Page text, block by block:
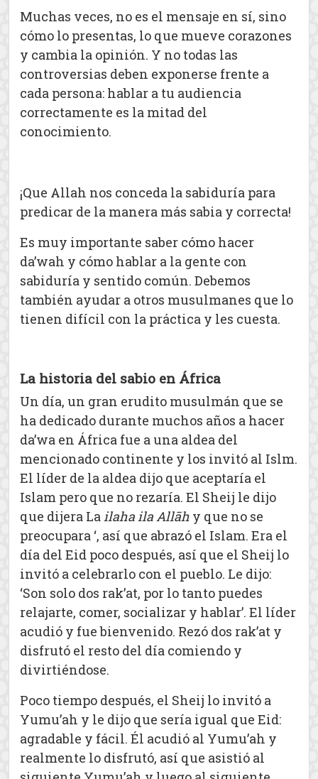
Muchas veces, no es el mensaje en sí, sino
cómo lo presentas, lo que mueve corazones
y cambia la opinión. Y no todas las
controversias deben exponerse frente a
cada persona: hablar a tu audiencia
correctamente es la mitad del
conocimiento.
¡Que Allah nos conceda la sabiduría para
predicar de la manera más sabia y correcta!
Es muy importante saber cómo hacer
da’wah y cómo hablar a la gente con
sabiduría y sentido común. Debemos
también ayudar a otros musulmanes que lo
tienen difícil con la práctica y les cuesta.
La historia del sabio en África
Un día, un gran erudito musulmán que se
ha dedicado durante muchos años a hacer
da’wa en África fue a una aldea del
mencionado continente y los invitó al Islm.
El líder de la aldea dijo que aceptaría el
Islam pero que no rezaría. El Sheij le dijo
que dijera Lailaha ila Allāh y que no se
preocupara ‘, así que abrazó el Islam. Era el
día del Eid poco después, así que el Sheij lo
invitó a celebrarlo con el pueblo. Le dijo:
‘Son solo dos rak’at, por lo tanto puedes
relajarte, comer, socializar y hablar’. El líder
acudió y fue bienvenido. Rezó dos rak’at y
disfrutó el resto del día comiendo y
divirtiéndose.
Poco tiempo después, el Sheij lo invitó a
Yumu’ah y le dijo que sería igual que Eid:
agradable y fácil. Él acudió al Yumu’ah y
realmente lo disfrutó, así que asistió al